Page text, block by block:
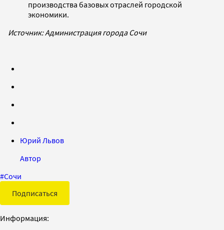
производства базовых отраслей городской
экономики.
Источник: Администрация города Сочи
Юрий Львов
Автор
#Сочи
Подписаться
Информация: